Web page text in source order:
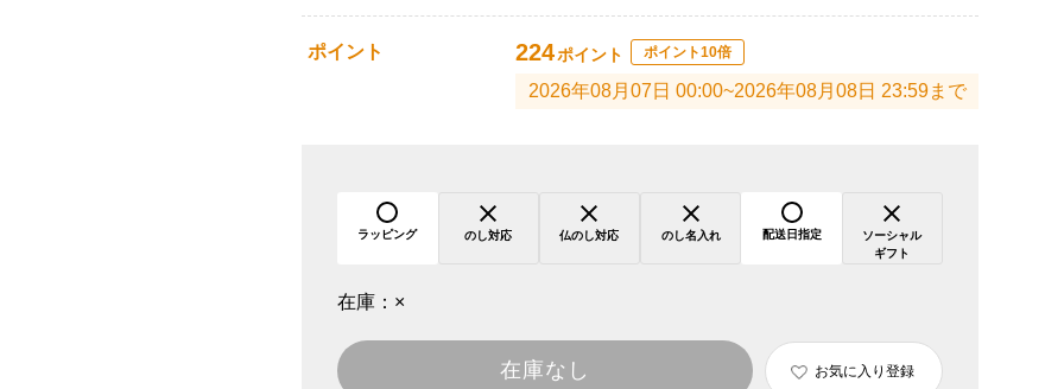
ポイント 224ポイント ポイント10倍
2026年08月07日 00:00~2026年08月08日 23:59まで
ラッピング のし対応 仏のし対応 のし名入れ 配送日指定
ソーシャル
ギフト
在庫： ×
在庫なし お気に入り登録